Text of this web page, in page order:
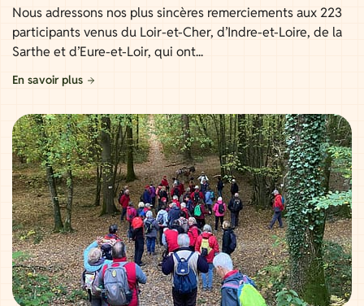
Nous adressons nos plus sincères remerciements aux 223
participants venus du Loir-et-Cher, d’Indre-et-Loire, de la
Sarthe et d’Eure-et-Loir, qui ont...
En savoir plus